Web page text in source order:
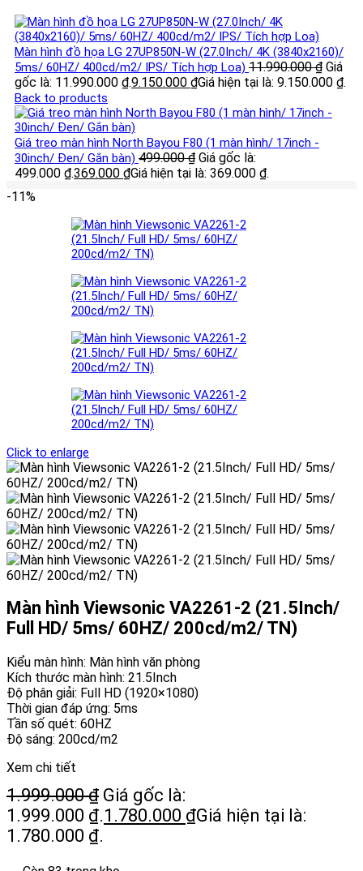
Màn hình đồ họa LG 27UP850N-W (27.0Inch/ 4K (3840x2160)/
5ms/ 60HZ/ 400cd/m2/ IPS/ Tích hợp Loa) 11.990.000₫ Giá
gốc là: 11.990.000 ₫.9.150.000 ₫Giá hiện tại là: 9.150.000 ₫.
Back to products
Giá treo màn hình North Bayou F80 (1 màn hình/ 17inch -
30inch/ Đen/ Gắn bàn) 499.000₫ Giá gốc là:
499.000 ₫.369.000 ₫Giá hiện tại là: 369.000 ₫.
-11%
Click to enlarge
Màn hình Viewsonic VA2261-2 (21.5Inch/
Full HD/ 5ms/ 60HZ/ 200cd/m2/ TN)
Kiểu màn hình: Màn hình văn phòng
Kích thước màn hình: 21.5Inch
Độ phân giải: Full HD (1920×1080)
Thời gian đáp ứng: 5ms
Tần số quét: 60HZ
Độ sáng: 200cd/m2
Xem chi tiết
1.999.000₫ Giá gốc là:
1.999.000 ₫.1.780.000 ₫Giá hiện tại là:
1.780.000 ₫.